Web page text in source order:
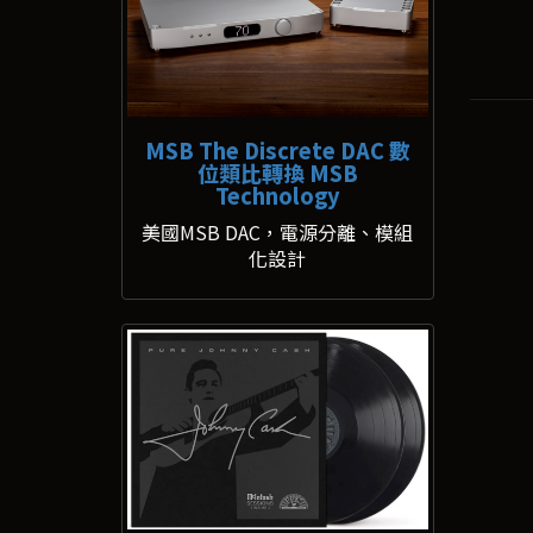
MSB The Discrete DAC 數
位類比轉換 MSB
Technology
美國MSB DAC，電源分離、模組
化設計